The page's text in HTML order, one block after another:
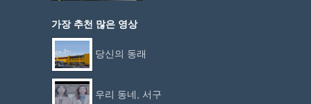
가장 추천 많은 영상
당신의 동래
우리 동네, 서구